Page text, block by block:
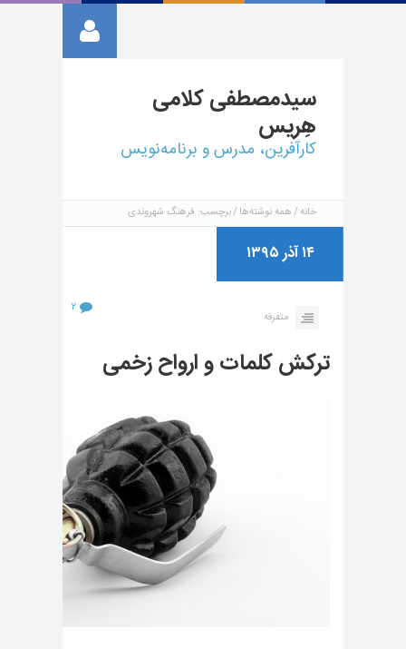
سیدمصطفیکلامی
هِریس
کارآفرین، مدرس و برنامه‌نویس
خانه همه نوشته‌ها برچسب: فرهنگ شهروندی
۱۴ آذر ۱۳۹۵
متفرقه
۲
ترکش کلمات و ارواح زخمی